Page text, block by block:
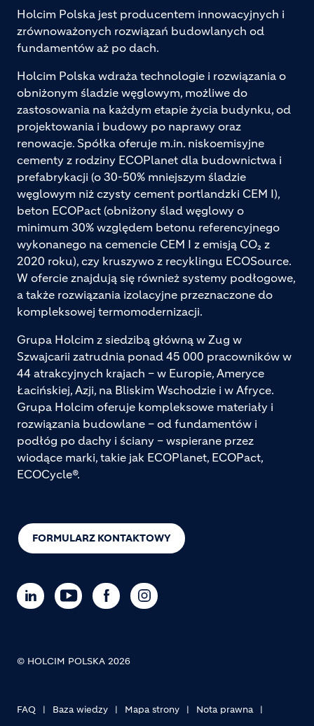
FORMULARZ KONTAKTOWY
Holcim Polska jest producentem innowacyjnych i
zrównoważonych rozwiązań budowlanych od
fundamentów aż po dach.
Holcim Polska wdraża technologie i rozwiązania o
obniżonym śladzie węglowym, możliwe do
zastosowania na każdym etapie życia budynku, od
projektowania i budowy po naprawy oraz
renowacje. Spółka oferuje m.in. niskoemisyjne
cementy z rodziny ECOPlanet dla budownictwa i
prefabrykacji (o 30-50% mniejszym śladzie
węglowym niż czysty cement portlandzki CEM I),
beton ECOPact (obniżony ślad węglowy o
minimum 30% względem betonu referencyjnego
wykonanego na cemencie CEM I z emisją CO₂ z
2020 roku), czy kruszywo z recyklingu ECOSource.
W ofercie znajdują się również systemy podłogowe,
a także rozwiązania izolacyjne przeznaczone do
kompleksowej termomodernizacji.
Grupa Holcim z siedzibą główną w Zug w
Szwajcarii zatrudnia ponad 45 000 pracowników w
44 atrakcyjnych krajach – w Europie, Ameryce
Łacińskiej, Azji, na Bliskim Wschodzie i w Afryce.
Grupa Holcim oferuje kompleksowe materiały i
rozwiązania budowlane – od fundamentów i
podłóg po dachy i ściany – wspierane przez
wiodące marki, takie jak ECOPlanet, ECOPact,
ECOCycle®.
Footer bottom
© HOLCIM POLSKA 2026
FAQ Baza wiedzy Mapa strony
Nota prawna